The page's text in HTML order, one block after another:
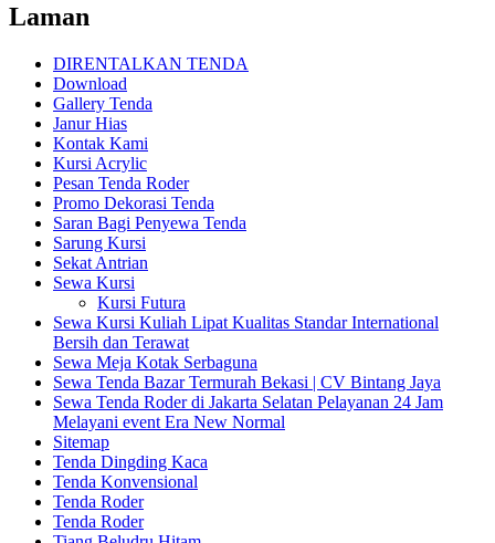
Laman
DIRENTALKAN TENDA
Download
Gallery Tenda
Janur Hias
Kontak Kami
Kursi Acrylic
Pesan Tenda Roder
Promo Dekorasi Tenda
Saran Bagi Penyewa Tenda
Sarung Kursi
Sekat Antrian
Sewa Kursi
Kursi Futura
Sewa Kursi Kuliah Lipat Kualitas Standar International
Bersih dan Terawat
Sewa Meja Kotak Serbaguna
Sewa Tenda Bazar Termurah Bekasi | CV Bintang Jaya
Sewa Tenda Roder di Jakarta Selatan Pelayanan 24 Jam
Melayani event Era New Normal
Sitemap
Tenda Dingding Kaca
Tenda Konvensional
Tenda Roder
Tenda Roder